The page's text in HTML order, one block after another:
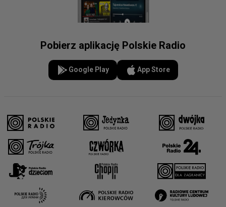
Pobierz aplikację Polskie Radio
Google Play App Store